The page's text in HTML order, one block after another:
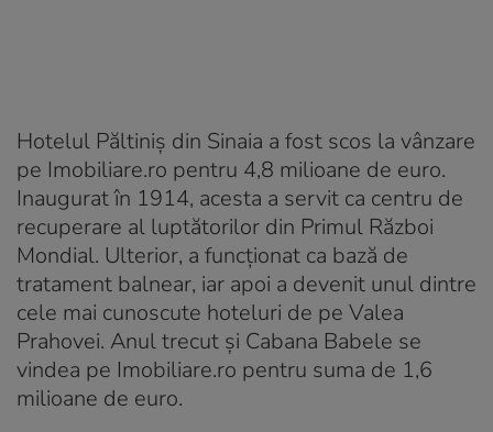
Hotelul Păltiniș din Sinaia a fost scos la vânzare
pe Imobiliare.ro pentru 4,8 milioane de euro.
Inaugurat în 1914, acesta a servit ca centru de
recuperare al luptătorilor din Primul Război
Mondial. Ulterior, a funcționat ca bază de
tratament balnear, iar apoi a devenit unul dintre
cele mai cunoscute hoteluri de pe Valea
Prahovei. Anul trecut și Cabana Babele se
vindea pe Imobiliare.ro pentru suma de 1,6
milioane de euro.